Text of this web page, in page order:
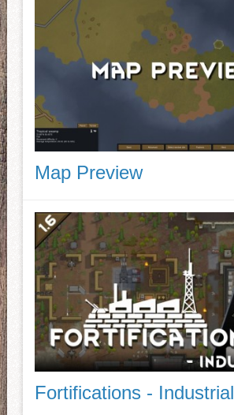
Map Preview
Fortifications - Industrial